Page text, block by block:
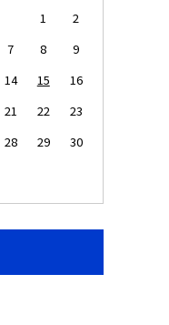
1
2
7 8
9
14 15
16
21 22
23
28 29
30